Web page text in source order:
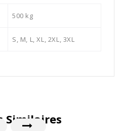
500 kg
S, M, L, XL, 2XL, 3XL
Similaires